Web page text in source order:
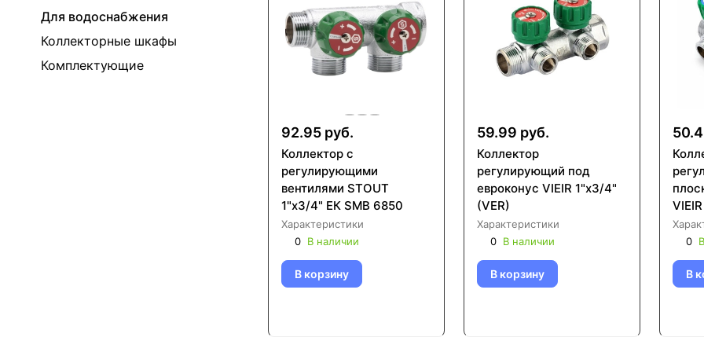
Для водоснабжения
Коллекторные шкафы
Комплектующие
92.95 руб.
Коллектор с
регулирующими
вентилями STOUT
1"х3/4" ЕК SMB 6850
Характеристики
0 В наличии
В корзину
59.99 руб.
Коллектор
регулирующий под
евроконус VIEIR 1"x3/4"
(VER)
Характеристики
0 В наличии
В корзину
0
В